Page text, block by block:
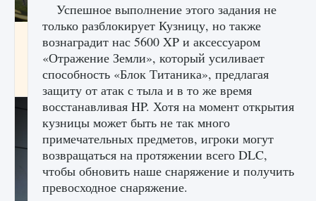
Как исправить ошибку Palworld EPalworld
«Идет сохранение мира — Невозможно
начать сохранение данных мира»
9 августа 2024 2 711 0 0
Успешное выполнение этого задания не
только разблокирует Кузницу, но также
вознаградит нас 5600 XP и аксессуаром
«Отражение Земли», который усиливает
способность «Блок Титаника», предлагая
защиту от атак с тыла и в то же время
восстанавливая HP. Хотя на момент открытия
кузницы может быть не так много
примечательных предметов, игроки могут
возвращаться на протяжении всего DLC,
чтобы обновить наше снаряжение и получить
превосходное снаряжение.